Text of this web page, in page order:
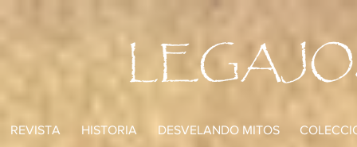
REVISTA HISTORIA DESVELANDO MITOS